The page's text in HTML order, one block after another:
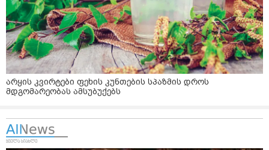
არყის კვირტები ფეხის კუნთების სპაზმის დროს
მდგომარეობას ამსუბუქებს